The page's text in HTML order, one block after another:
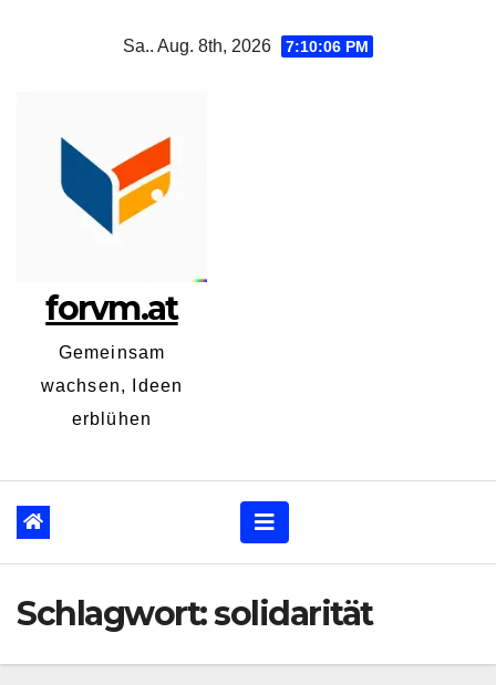
Sa.. Aug. 8th, 2026 7:10:07 PM
forvm.at
Gemeinsam
wachsen, Ideen
erblühen
Schlagwort:solidarität